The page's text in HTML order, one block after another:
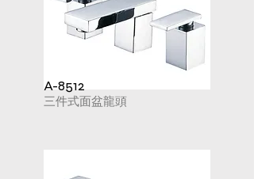
A-8512
三件式面盆龍頭